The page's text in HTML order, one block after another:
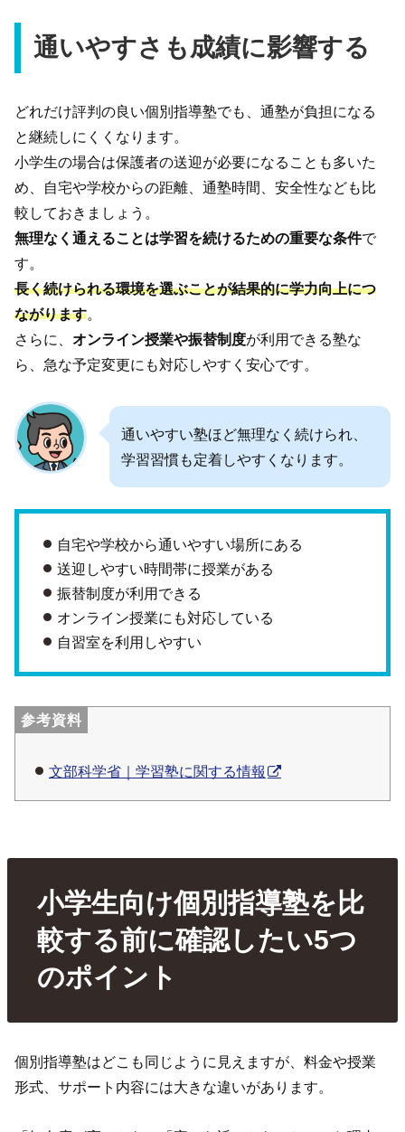
通いやすさも成績に影響する
どれだけ評判の良い個別指導塾でも、通塾が負担になる
と継続しにくくなります。
小学生の場合は保護者の送迎が必要になることも多いた
め、自宅や学校からの距離、通塾時間、安全性なども比
較しておきましょう。
無理なく通えることは学習を続けるための重要な条件で
す。
長く続けられる環境を選ぶことが結果的に学力向上につ
ながります。
さらに、 オンライン授業や振替制度が利用できる塾な
ら、急な予定変更にも対応しやすく安心です。
通いやすい塾ほど無理なく続けられ、
学習習慣も定着しやすくなります。
自宅や学校から通いやすい場所にある
送迎しやすい時間帯に授業がある
振替制度が利用できる
オンライン授業にも対応している
自習室を利用しやすい
参考資料
文部科学省｜学習塾に関する情報
小学生向け個別指導塾を比
較する前に確認したい5つ
のポイント
個別指導塾はどこも同じように見えますが、料金や授業
形式、サポート内容には大きな違いがあります。